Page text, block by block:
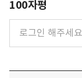
100자평